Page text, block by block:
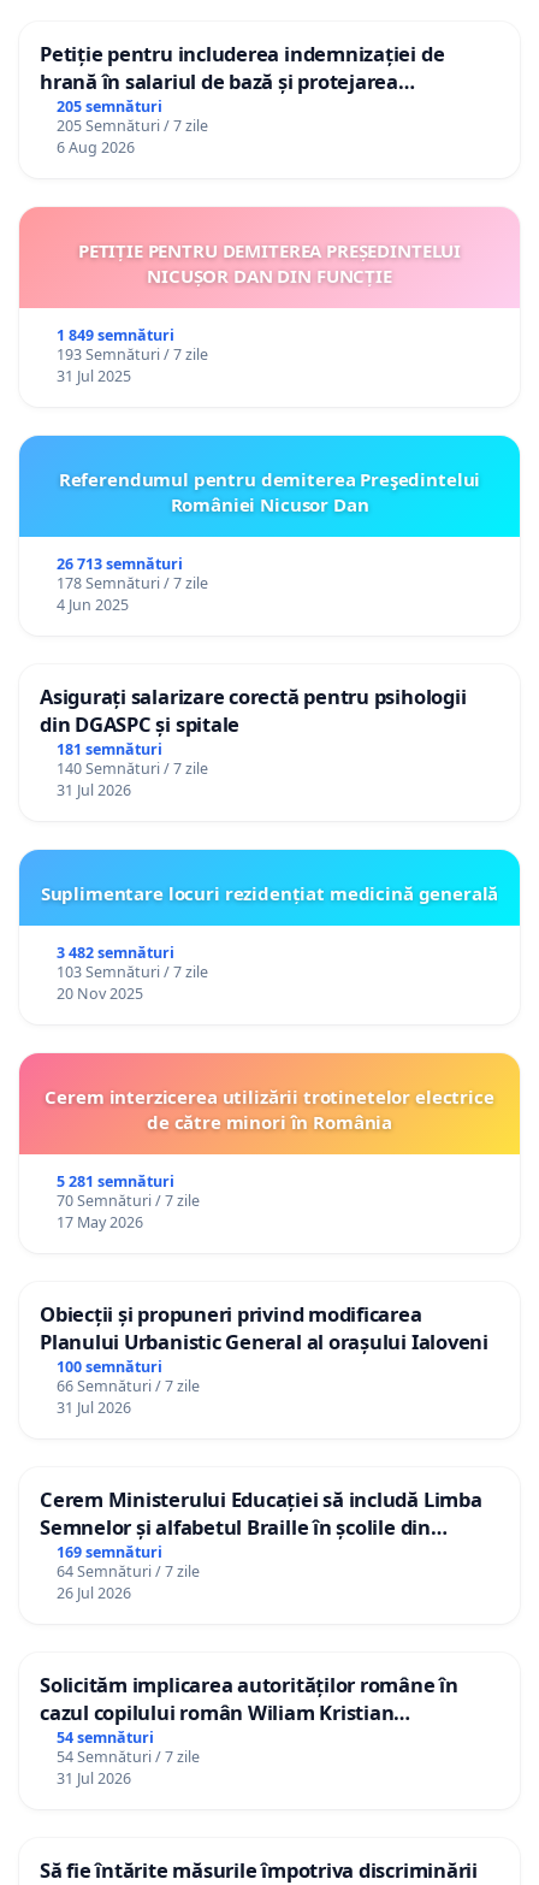
Petiție pentru includerea indemnizației de
hrană în salariul de bază și protejarea
gradațiilor de vechime pentru asistenții
personali
205 semnături
205 Semnături / 7 zile
6 Aug 2026
PETIȚIE PENTRU DEMITEREA PREȘEDINTELUI
NICUȘOR DAN DIN FUNCȚIE
1 849 semnături
193 Semnături / 7 zile
31 Jul 2025
Referendumul pentru demiterea Preşedintelui
României Nicusor Dan
26 713 semnături
178 Semnături / 7 zile
4 Jun 2025
Asigurați salarizare corectă pentru psihologii
din DGASPC și spitale
181 semnături
140 Semnături / 7 zile
31 Jul 2026
Suplimentare locuri rezidențiat medicină generală
3 482 semnături
103 Semnături / 7 zile
20 Nov 2025
Cerem interzicerea utilizării trotinetelor electrice
de către minori în România
5 281 semnături
70 Semnături / 7 zile
17 May 2026
Obiecții și propuneri privind modificarea
Planului Urbanistic General al orașului Ialoveni
100 semnături
66 Semnături / 7 zile
31 Jul 2026
Cerem Ministerului Educației să includă Limba
Semnelor și alfabetul Braille în școlile din
Republica Moldova!
169 semnături
64 Semnături / 7 zile
26 Jul 2026
Solicităm implicarea autorităților române în
cazul copilului român Wiliam Kristian
Gheorghe, aflat în plasament în Danemarca de
12 ani
54 semnături
54 Semnături / 7 zile
31 Jul 2026
Să fie întărite măsurile împotriva discriminării